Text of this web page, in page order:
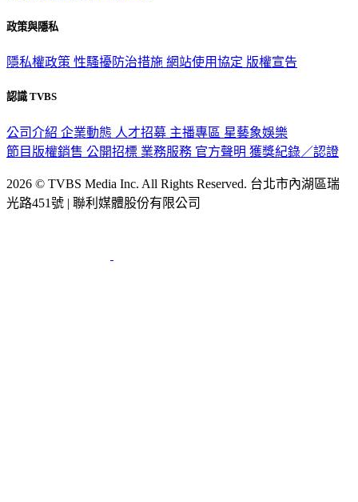
政策與隱私
隱私權政策 性騷擾防治措施 網站使用協定 版權宣告
認識 TVBS
公司介紹 企業動態 人才招募 主播專區 星藝象娛樂
節目版權銷售 公開招標 業務服務 官方聲明 獲獎紀錄／認證
2026 © TVBS Media Inc. All Rights Reserved. 台北市內湖區瑞
光路451號 | 聯利媒體股份有限公司